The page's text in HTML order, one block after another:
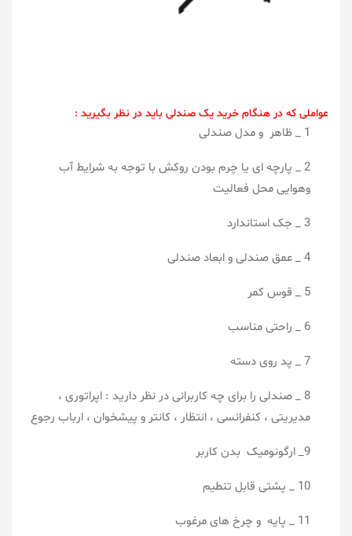
عواملی که در هنگام خرید یک صندلی باید در نظر بگیرید :
1 _ ظاهر و مدل صندلی
2 _ پارچه ای یا چرم بودن روکش با توجه به شرایط آب
وهوایی محل فعالیت
3 _ جک استاندارد
4 _ عمق صندلی و ابعاد صندلی
5 _ قوس کمر
6 _ راحتی مناسب
7 _ پد روی دسته
8 _ صندلی را برای چه کاربرانی در نظر دارید : اپراتوری ،
مدیریتی ، کنفرانسی ، انتظار ، کانتر و پیشخوان ، ارباب رجوع
9_ ارگونومیک بدن کاربر
10 _ پشتی قابل تنطیم
11 _ پایه و چرخ های مرغوب